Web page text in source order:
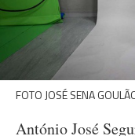
FOTO JOSÉ SENA
António José